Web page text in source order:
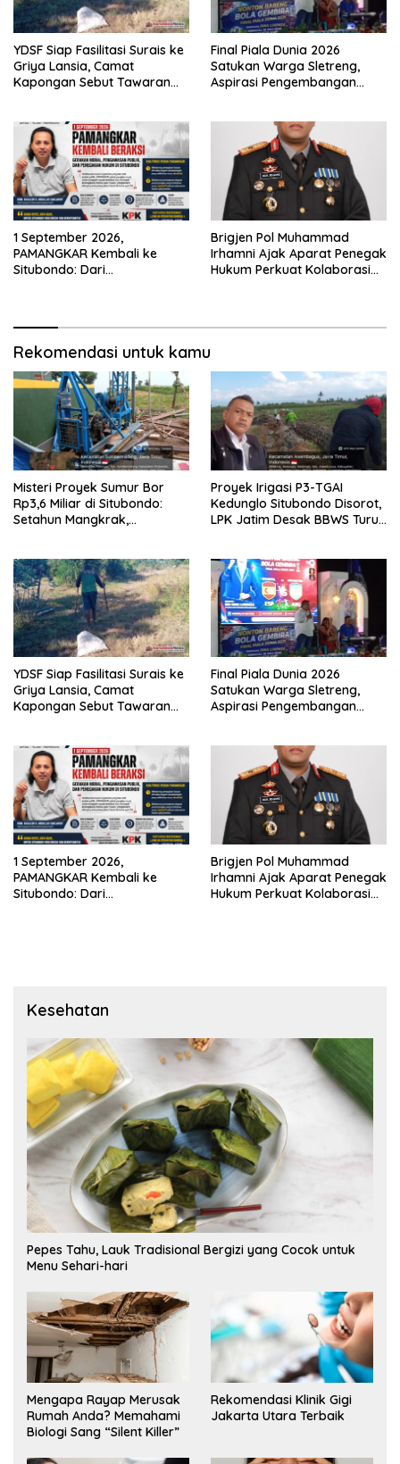
YDSF Siap Fasilitasi Surais ke
Griya Lansia, Camat
Kapongan Sebut Tawaran
Final Piala Dunia 2026
Satukan Warga Sletreng,
Aspirasi Pengembangan
1 September 2026,
PAMANGKAR Kembali ke
Situbondo: Dari
Hukum
Brigjen Pol Muhammad
Irhamni Ajak Aparat Penegak
Hukum Perkuat Kolaborasi
Rekomendasi untuk kamu
Misteri Proyek Sumur Bor
Rp3,6 Miliar di Situbondo:
Setahun Mangkrak,
ke KPK
Proyek Irigasi P3-TGAI
Kedunglo Situbondo Disorot,
LPK Jatim Desak BBWS Turun
YDSF Siap Fasilitasi Surais ke
Griya Lansia, Camat
Kapongan Sebut Tawaran
Final Piala Dunia 2026
Satukan Warga Sletreng,
Aspirasi Pengembangan
1 September 2026,
PAMANGKAR Kembali ke
Situbondo: Dari
Brigjen Pol Muhammad
Irhamni Ajak Aparat Penegak
Hukum Perkuat Kolaborasi
Kesehatan
Pepes Tahu, Lauk Tradisional Bergizi yang Cocok untuk
Menu Sehari-hari
Mengapa Rayap Merusak
Rumah Anda? Memahami
Biologi Sang “Silent Killer”
Rekomendasi Klinik Gigi
Jakarta Utara Terbaik